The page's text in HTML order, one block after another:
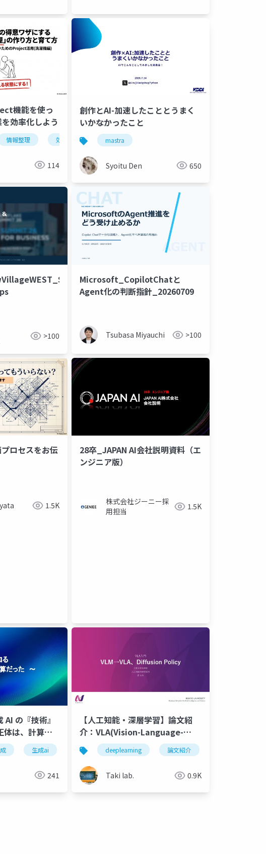
稟議 生成ai 情シス
機能を使っ
効率化しよう
情報整理 効率化 ビジネス
114
創作とAI-加速したこととうまく
いかなかったこと
mastra
Syoitu Den 650
>100
Microsoft_CopilotChatと
Agent化の判断指針_20260709
Tsubasa Miyauchi >100
ロセスをお伝
1.5K
28卒_JAPAN AI会社説明資料（エ
ンジニア版）
株式会社ジーニー採
用担当
1.5K
ステム 教材作成
の『技術』
体は、計算だ
生成ai とは 仕組み tensorflow
241
【人工知能・深層学習】論文紹
介：VLA(Vision-Language-
Action)モデルについてのまとめ
【SayCAN, RT-1, RT-2,
OpneVLA, Diffusion Policy,
π0】
deeplearning 論文紹介
Taki lab. 0.9K